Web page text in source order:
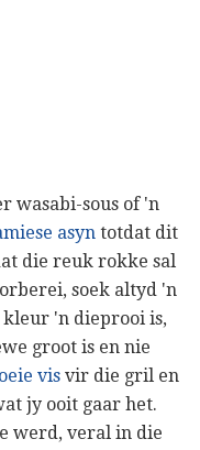
wasabi-sous of 'n
asyn totdat dit
die reuk rokke sal
soek altyd 'n
kleur 'n dieprooi is,
groot is en nie
vis vir die gril en
jy ooit gaar het.
werd, veral in die